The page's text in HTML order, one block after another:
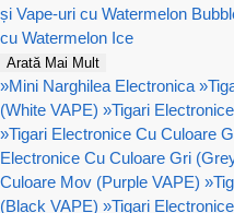
și Vape-uri cu Watermelon
cu Watermelon Ice
Arată Mai Mult
»Mini Narghilea Electronica »
(White VAPE) »Tigari
»Tigari Electronice Cu Culoare
Electronice Cu Culoare Gri
Culoare Mov (Purple VAPE) »
(Black VAPE) »Tigari